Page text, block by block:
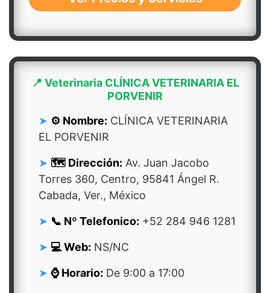
📍 Veterinaria CLÍNICA VETERINARIA EL
PORVENIR
⚙️ Nombre: CLÍNICA VETERINARIA
EL PORVENIR
🗺️ Dirección: Av. Juan Jacobo
Torres 360, Centro, 95841 Ángel R.
Cabada, Ver., México
📞 Nº Telefonico: +52 284 946 1281
💻 Web: NS/NC
⌚ Horario: De 9:00 a 17:00